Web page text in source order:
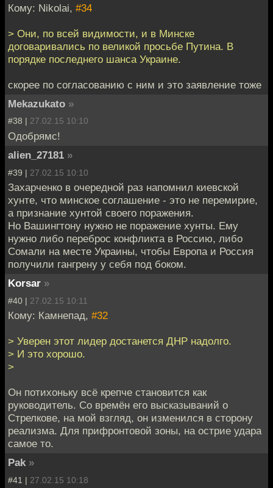
Кому: Nikolai, #34
> Они, по всей видимости, и в Минске
договаривались по великой просьбе Путина. В
порядке последнего шанса Украине.
скорее по согласованию с ним и это заявление тоже
Mekazukato »
#38 | 27.02.15 10:10
Одобрямс!
alien_27181 »
#39 | 27.02.15 10:10
Захарченко в очередной раз напомнил киевской
хунте, что минское соглашение - это не перемирие,
а признание хунтой своего поражения.
Но Вашингтону нужно не поражение хунты. Ему
нужно либо переброс конфликта в Россию, либо
Сомали на месте Украины, чтобы Европа и Россия
получили гангрену у себя под боком.
Korsar »
#40 | 27.02.15 10:11
Кому: Камнепад, #32
> Уверен этот лидер достанется ДНР надолго.
> И это хорошо.
>
Он потихоньку всё крепче становится как
руководитель. Со времён его высказываний о
Стрелкове, на мой взгляд, он изменился в сторону
реализма. Для прифронтовой зоны, на острие удара
самое то.
Pak »
#41 | 27.02.15 10:18